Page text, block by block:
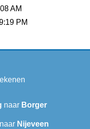
AM
PM
naar Borger
naar Nijeveen